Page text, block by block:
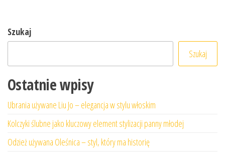
Szukaj
Szukaj
Ostatnie wpisy
Ubrania używane Liu Jo – elegancja w stylu włoskim
Kolczyki ślubne jako kluczowy element stylizacji panny młodej
Odzież używana Oleśnica – styl, który ma historię